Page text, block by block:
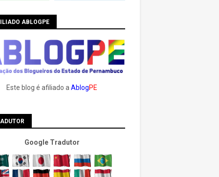
ABLOGPE
Este blog é afiliado a AblogPE
Google Tradutor